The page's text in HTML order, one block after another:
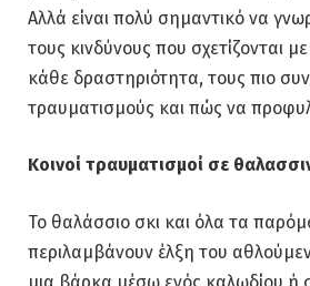
Αλλά είναι πολύ σημαντικό να
τους κινδύνους που σχετίζονται με
κάθε δραστηριότητα, τους πιο
τραυματισμούς και πώς να
Κοινοί τραυματισμοί σε
Το θαλάσσιο σκι και όλα τα
περιλαμβάνουν έλξη του